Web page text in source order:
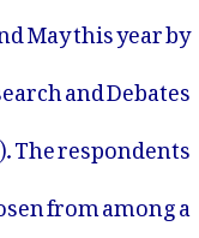
May this year by
and Debates
The respondents
from among a